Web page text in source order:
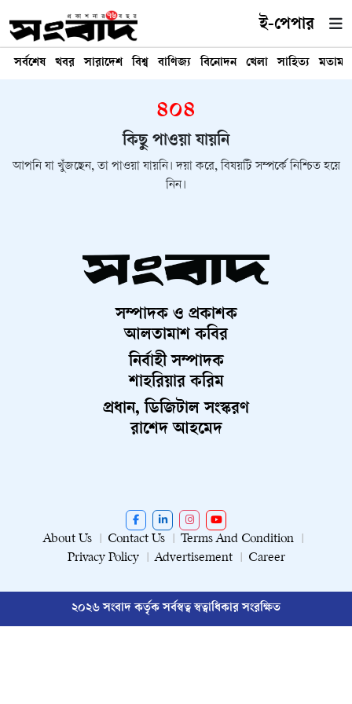
ই-পেপার
সর্বশেষ খবর সারাদেশ বিশ্ব বাণিজ্য বিনোদন খেলা সাহিত্য মতামত
৪০৪
কিছু পাওয়া যায়নি
আপনি যা খুঁজছেন, তা পাওয়া যায়নি। দয়া করে, বিষয়টি সম্পর্কে নিশ্চিত হয়ে
নিন।
সম্পাদক ও প্রকাশক
আলতামাশ কবির
নির্বাহী সম্পাদক
শাহরিয়ার করিম
প্রধান, ডিজিটাল সংস্করণ
রাশেদ আহমেদ
About Us Contact Us
Terms And Condition
Privacy Policy
Advertisement Career
২০২৬ সংবাদ কর্তৃক সর্বস্বত্ব স্বত্বাধিকার সংরক্ষিত